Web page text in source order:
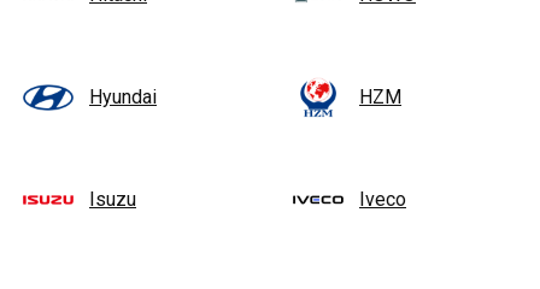
Hyundai HZM
Isuzu Iveco